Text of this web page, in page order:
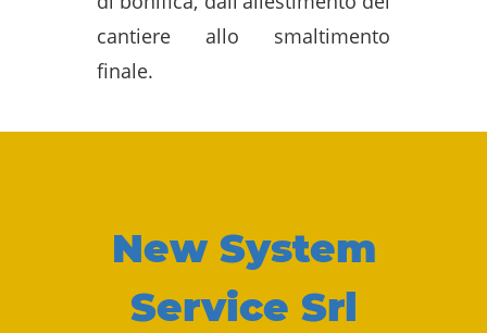
cantiere allo smaltimento
finale.
New System
Service Srl